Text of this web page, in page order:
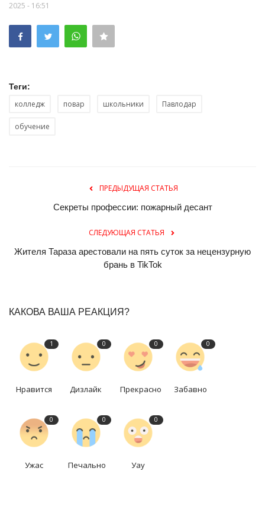
2025 - 16:51
Теги:
колледж повар школьники Павлодар
обучение
ПРЕДЫДУЩАЯ СТАТЬЯ
Секреты профессии: пожарный десант
СЛЕДУЮЩАЯ СТАТЬЯ
Жителя Тараза арестовали на пять суток за нецензурную
брань в TikTok
КАКОВА ВАША РЕАКЦИЯ?
1
Нравится
0
Дизлайк
0
Прекрасно
0
Забавно
0
Ужас
0
Печально
0
Уау